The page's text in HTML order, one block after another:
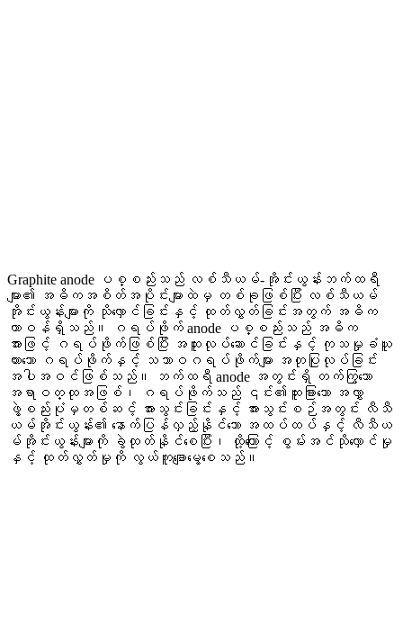
Graphite anode ပစ္စည်းသည် လစ်သီယမ်-အိုင်းယွန်းဘက်ထရီ
များ၏ အဓိကအစိတ်အပိုင်းများထဲမှ တစ်ခုဖြစ်ပြီး လစ်သီယမ်
အိုင်းယွန်းများကို သိုလှောင်ခြင်းနှင့် ထုတ်လွှတ်ခြင်းအတွက် အဓိက
တာဝန်ရှိသည်။ ဂရပ်ဖိုက် anode ပစ္စည်းသည် အဓိက
အားဖြင့် ဂရပ်ဖိုက်ဖြစ်ပြီး အထူးလုပ်ဆောင်ခြင်းနှင့် ကုသမှုခံယူ
ထားသော ဂရပ်ဖိုက်နှင့် သဘာဝဂရပ်ဖိုက်များ အတုပြုလုပ်ခြင်း
အပါအဝင်ဖြစ်သည်။ ဘက်ထရီ anode အတွင်းရှိ တက်ကြွသော
အရာဝတ္ထုအဖြစ်၊ ဂရပ်ဖိုက်သည် ၎င်း၏ထူးခြားသော အလွှာ
ဖွဲ့စည်းပုံမှတစ်ဆင့် အားသွင်းခြင်းနှင့် အားသွင်းစဉ်အတွင်း လီသီ
ယမ်အိုင်းယွန်း၏ နောက်ပြန်လှည့်နိုင်သော အထပ်ထပ်နှင့် လီသီယ
မ်အိုင်းယွန်းများကို ခွဲထုတ်နိုင်စေပြီး၊ ထို့ကြောင့် စွမ်းအင်သိုလှောင်မှု
နှင့် ထုတ်လွှတ်မှုကို လွယ်ကူချောမွေ့စေသည်။